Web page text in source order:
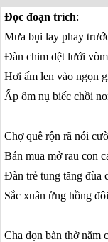
Đọc đoạn trích:
Mưa bụi lay phay
Đàn chim dệt lưới
Hơi ấm len vào ngọn
Ấp ôm nụ biếc chồi
Chợ quê rộn rã nói
Bán mua mở rau con
Đàn trẻ tung tăng đùa
Sắc xuân ửng hồng
Cha dọn bàn thờ năm